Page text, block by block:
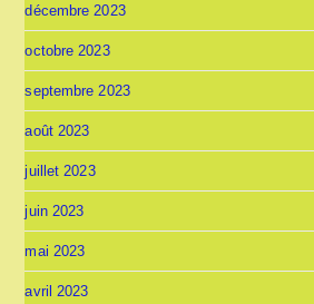
décembre 2023
octobre 2023
septembre 2023
août 2023
juillet 2023
juin 2023
mai 2023
avril 2023